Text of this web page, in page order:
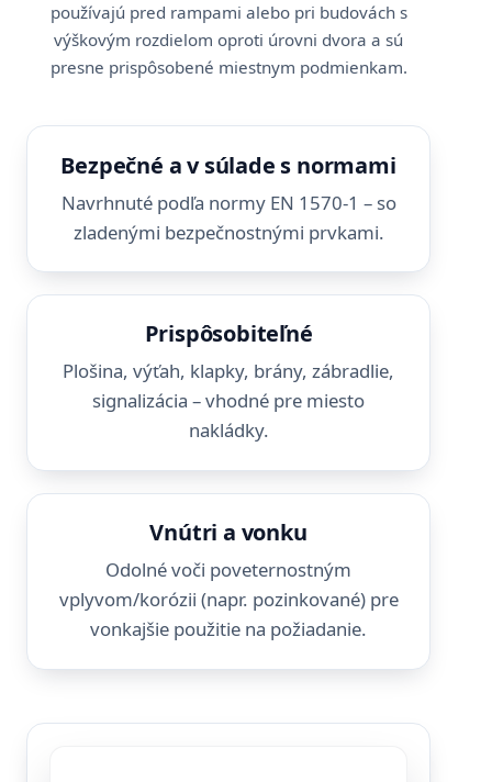
používajú pred rampami alebo pri budovách s
výškovým rozdielom oproti úrovni dvora a sú
presne prispôsobené miestnym podmienkam.
Bezpečné a v súlade s normami
Navrhnuté podľa normy EN 1570-1 – so
zladenými bezpečnostnými prvkami.
Prispôsobiteľné
Plošina, výťah, klapky, brány, zábradlie,
signalizácia – vhodné pre miesto
nakládky.
Vnútri a vonku
Odolné voči poveternostným
vplyvom/korózii (napr. pozinkované) pre
vonkajšie použitie na požiadanie.